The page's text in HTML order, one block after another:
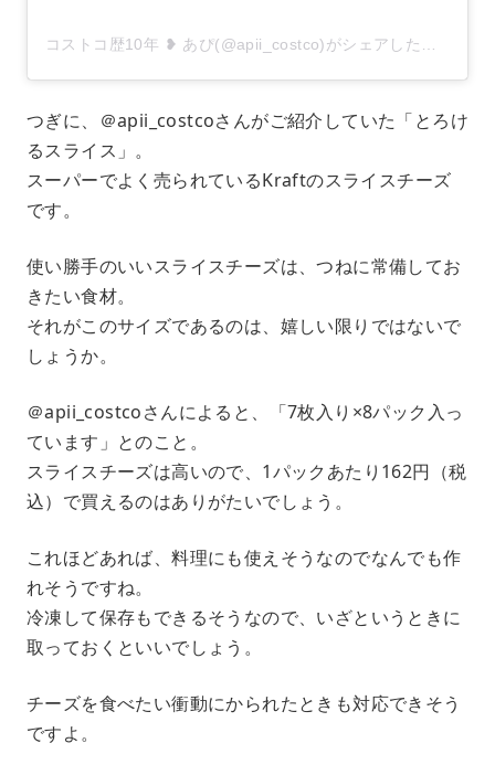
コストコ歴10年 ❥ あぴ(@apii_costco)がシェアした投稿
つぎに、＠apii_costcoさんがご紹介していた「とろけ
るスライス」。
スーパーでよく売られているKraftのスライスチーズ
です。
使い勝手のいいスライスチーズは、つねに常備してお
きたい食材。
それがこのサイズであるのは、嬉しい限りではないで
しょうか。
＠apii_costcoさんによると、「7枚入り×8パック入っ
ています」とのこと。
スライスチーズは高いので、1パックあたり162円（税
込）で買えるのはありがたいでしょう。
これほどあれば、料理にも使えそうなのでなんでも作
れそうですね。
冷凍して保存もできるそうなので、いざというときに
取っておくといいでしょう。
チーズを食べたい衝動にかられたときも対応できそう
ですよ。